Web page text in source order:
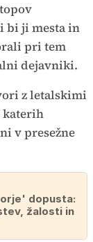
bi ji mesta in
pri tem
dejavniki.
z letalskimi
v presežne
dopusta:
žalosti in